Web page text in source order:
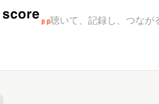
β β聴いて、記録し、つなが